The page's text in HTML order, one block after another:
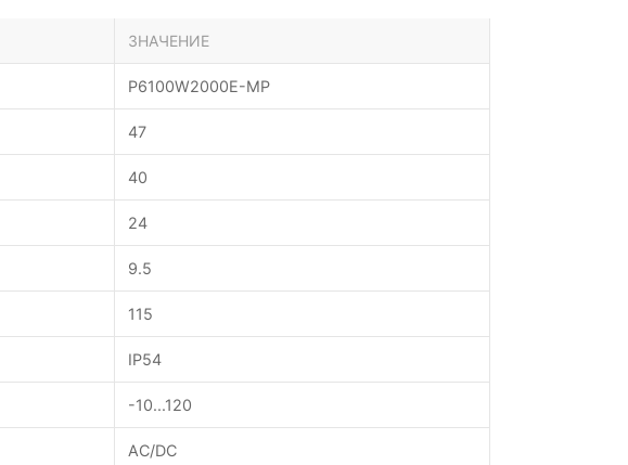
ЗНАЧЕНИЕ
P6100W2000E-MP
47
40
24
9.5
115
IP54
-10...120
AC/DC